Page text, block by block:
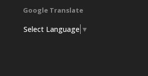
Google Translate
Select Language ▼